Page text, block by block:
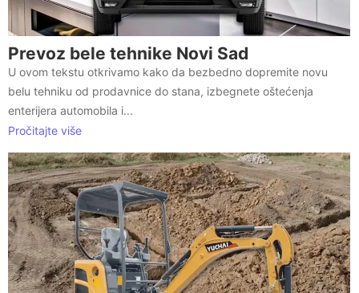
Prevoz bele tehnike Novi Sad
U ovom tekstu otkrivamo kako da bezbedno dopremite novu
belu tehniku od prodavnice do stana, izbegnete oštećenja
enterijera automobila i...
Pročitajte više